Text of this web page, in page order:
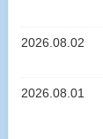
2026.08.02
2026.08.01